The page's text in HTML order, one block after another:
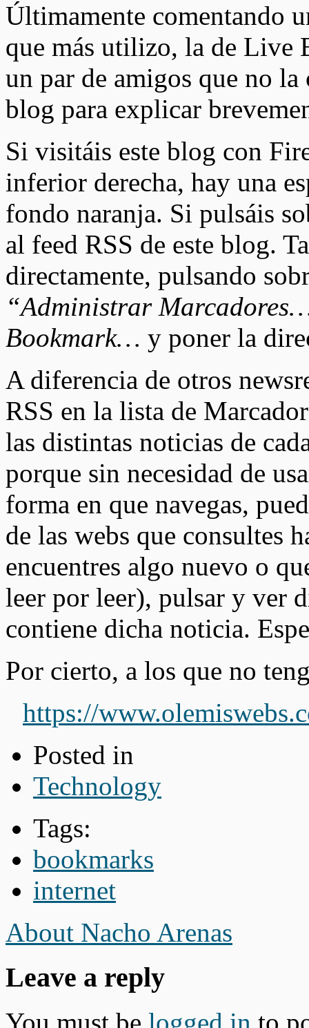
Últimamente comentando
que más utilizo, la de Live
un par de amigos que no
blog para explicar
Si visitáis este blog con
inferior derecha, hay una
fondo naranja. Si pulsáis
al feed RSS de este blog.
directamente, pulsando
“Administrar
Bookmark… y poner la
A diferencia de otros
RSS en la lista de
las distintas noticias de
porque sin necesidad de
forma en que navegas,
de las webs que consultes
encuentres algo nuevo o
leer por leer), pulsar y ver
contiene dicha noticia.
Por cierto, a los que no
https://
Posted in
Technology
Tags:
bookmarks
internet
About Nacho Arenas
Leave a reply
You must be logged in to